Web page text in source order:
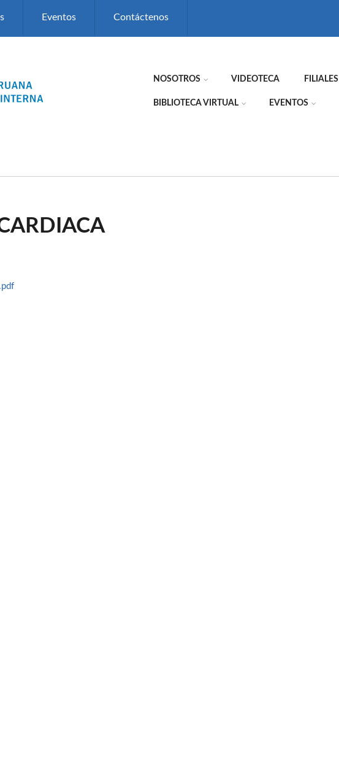
Eventos Contáctenos
NOSOTROS VIDEOTECA FILIALES
BIBLIOTECA VIRTUAL EVENTOS